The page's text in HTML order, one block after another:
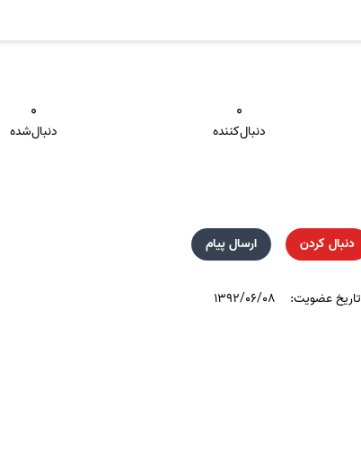
۰
دنبال‌کننده
۰
دنبال‌شده
دنبال کردن ارسال پیام
تاریخ عضویت: ۱۳۹۲/۰۶/۰۸